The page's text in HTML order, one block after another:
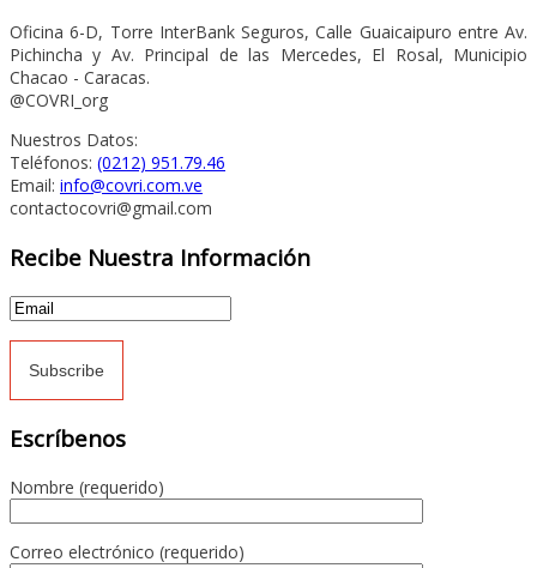
Oficina 6-D, Torre InterBank Seguros, Calle Guaicaipuro entre Av.
Pichincha y Av. Principal de las Mercedes, El Rosal, Municipio
Chacao - Caracas.
@COVRI_org
Nuestros Datos:
Teléfonos: (0212) 951.79.46
Email: info@covri.com.ve
contactocovri@gmail.com
Recibe Nuestra Información
Escríbenos
Nombre (requerido)
Correo electrónico (requerido)